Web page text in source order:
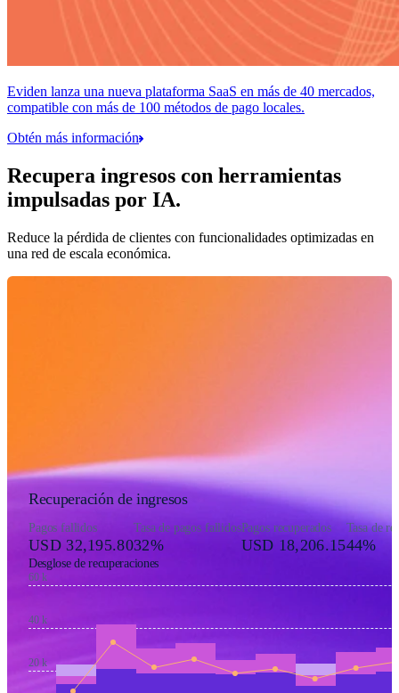
Eviden lanza una nueva plataforma SaaS en más de 40 mercados,
compatible con más de 100 métodos de pago locales.
Obtén más información
Recupera ingresos con herramientas
impulsadas por IA.
Reduce la pérdida de clientes con funcionalidades optimizadas en
una red de escala económica.
Recuperación de ingresos
Pagos fallidos
USD 32,195.80
Tasa de pagos fallidos
32%
Pagos recuperados
USD 18,206.15
Tasa de
44%
Desglose de recuperaciones
60 k
40 k
20 k